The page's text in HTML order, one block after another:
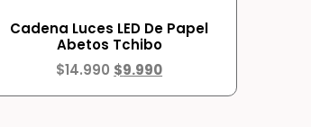
Cadena Luces LED De Papel
Abetos Tchibo
$14.990 $9.990